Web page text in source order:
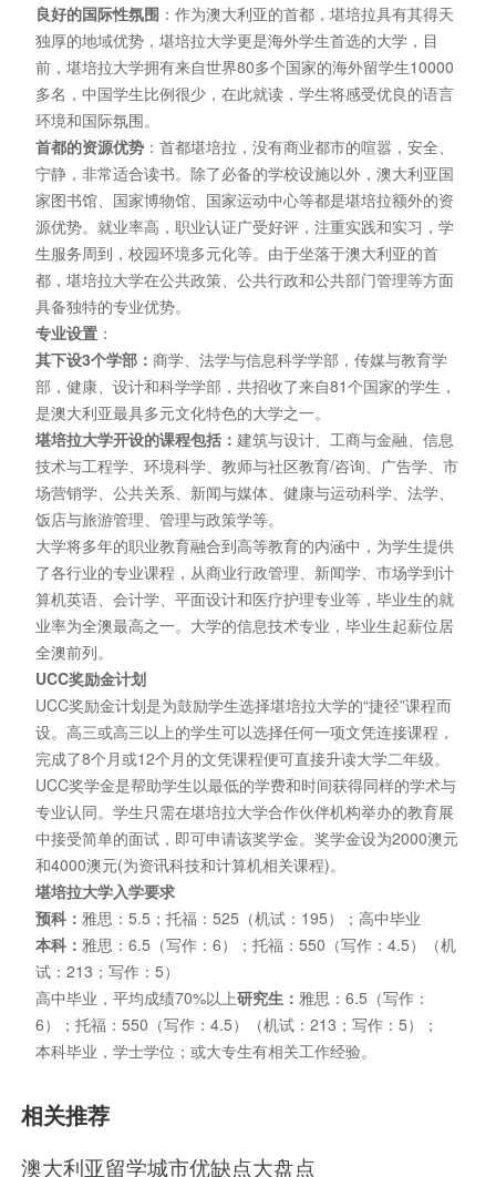
良好的国际性氛围 ：作为澳大利亚的首都，堪培拉具有其得天
独厚的地域优势，堪培拉大学更是海外学生首选的大学，目
前，堪培拉大学拥有来自世界80多个国家的海外留学生10000
多名，中国学生比例很少，在此就读，学生将感受优良的语言
环境和国际氛围。
首都的资源优势 ：首都堪培拉，没有商业都市的喧嚣，安全、
宁静，非常适合读书。除了必备的学校设施以外，澳大利亚国
家图书馆、国家博物馆、国家运动中心等都是堪培拉额外的资
源优势。就业率高，职业认证广受好评，注重实践和实习，学
生服务周到，校园环境多元化等。由于坐落于澳大利亚的首
都，堪培拉大学在公共政策、公共行政和公共部门管理等方面
具备独特的专业优势。
专业设置 ：
其下设3个学部：商学、法学与信息科学学部，传媒与教育学
部，健康、设计和科学学部，共招收了来自81个国家的学生，
是澳大利亚最具多元文化特色的大学之一。
堪培拉大学开设的课程包括：建筑与设计、工商与金融、信息
技术与工程学、环境科学、教师与社区教育/咨询、广告学、市
场营销学、公共关系、新闻与媒体、健康与运动科学、法学、
饭店与旅游管理、管理与政策学等。
大学将多年的职业教育融合到高等教育的内涵中，为学生提供
了各行业的专业课程，从商业行政管理、新闻学、市场学到计
算机英语、会计学、平面设计和医疗护理专业等，毕业生的就
业率为全澳最高之一。大学的信息技术专业，毕业生起薪位居
全澳前列。
UCC奖励金计划
UCC奖励金计划是为鼓励学生选择堪培拉大学的“捷径”课程而
设。高三或高三以上的学生可以选择任何一项文凭连接课程，
完成了8个月或12个月的文凭课程便可直接升读大学二年级。
UCC奖学金是帮助学生以最低的学费和时间获得同样的学术与
专业认同。学生只需在堪培拉大学合作伙伴机构举办的教育展
中接受简单的面试，即可申请该奖学金。奖学金设为2000澳元
和4000澳元(为资讯科技和计算机相关课程)。
堪培拉大学入学要求
预科：雅思：5.5；托福：525（机试：195）；高中毕业
本科：雅思：6.5（写作：6）；托福：550（写作：4.5）（机
试：213；写作：5）
高中毕业，平均成绩70%以上研究生：雅思：6.5（写作：
6）；托福：550（写作：4.5）（机试：213；写作：5）；
本科毕业，学士学位；或大专生有相关工作经验。
相关推荐
澳大利亚留学城市优缺点大盘点